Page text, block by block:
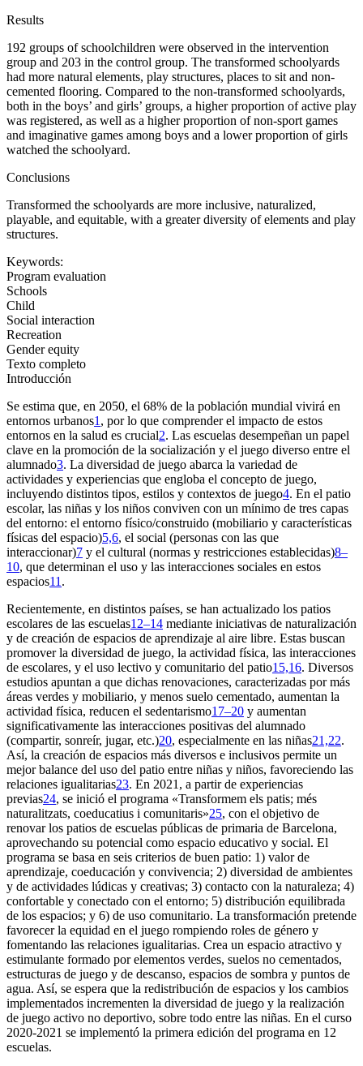
Results
192 groups of schoolchildren were observed in the intervention
group and 203 in the control group. The transformed schoolyards
had more natural elements, play structures, places to sit and non-
cemented flooring. Compared to the non-transformed schoolyards,
both in the boys’ and girls’ groups, a higher proportion of active play
was registered, as well as a higher proportion of non-sport games
and imaginative games among boys and a lower proportion of girls
watched the schoolyard.
Conclusions
Transformed the schoolyards are more inclusive, naturalized,
playable, and equitable, with a greater diversity of elements and play
structures.
Keywords:
Program evaluation
Schools
Child
Social interaction
Recreation
Gender equity
Texto completo
Introducción
Se estima que, en 2050, el 68% de la población mundial vivirá en
entornos urbanos1 , por lo que comprender el impacto de estos
entornos en la salud es crucial2. Las escuelas desempeñan un papel
clave en la promoción de la socialización y el juego diverso entre el
alumnado3. La diversidad de juego abarca la variedad de
actividades y experiencias que engloba el concepto de juego,
incluyendo distintos tipos, estilos y contextos de juego4. En el patio
escolar, las niñas y los niños conviven con un mínimo de tres capas
del entorno: el entorno físico/construido (mobiliario y características
físicas del espacio)5,6, el social (personas con las que
interaccionar)7 y el cultural (normas y restricciones establecidas)8–
10, que determinan el uso y las interacciones sociales en estos
espacios11 .
Recientemente, en distintos países, se han actualizado los patios
escolares de las escuelas12–14 mediante iniciativas de naturalización
y de creación de espacios de aprendizaje al aire libre. Estas buscan
promover la diversidad de juego, la actividad física, las interacciones
de escolares, y el uso lectivo y comunitario del patio15,16. Diversos
estudios apuntan a que dichas renovaciones, caracterizadas por más
áreas verdes y mobiliario, y menos suelo cementado, aumentan la
actividad física, reducen el sedentarismo17–20 y aumentan
significativamente las interacciones positivas del alumnado
(compartir, sonreír, jugar, etc.)20, especialmente en las niñas21,22.
Así, la creación de espacios más diversos e inclusivos permite un
mejor balance del uso del patio entre niñas y niños, favoreciendo las
relaciones igualitarias23. En 2021, a partir de experiencias
previas24, se inició el programa «Transformem els patis; més
naturalitzats, coeducatius i comunitaris»25, con el objetivo de
renovar los patios de escuelas públicas de primaria de Barcelona,
aprovechando su potencial como espacio educativo y social. El
programa se basa en seis criterios de buen patio: 1) valor de
aprendizaje, coeducación y convivencia; 2) diversidad de ambientes
y de actividades lúdicas y creativas; 3) contacto con la naturaleza; 4)
confortable y conectado con el entorno; 5) distribución equilibrada
de los espacios; y 6) de uso comunitario. La transformación pretende
favorecer la equidad en el juego rompiendo roles de género y
fomentando las relaciones igualitarias. Crea un espacio atractivo y
estimulante formado por elementos verdes, suelos no cementados,
estructuras de juego y de descanso, espacios de sombra y puntos de
agua. Así, se espera que la redistribución de espacios y los cambios
implementados incrementen la diversidad de juego y la realización
de juego activo no deportivo, sobre todo entre las niñas. En el curso
2020-2021 se implementó la primera edición del programa en 12
escuelas.